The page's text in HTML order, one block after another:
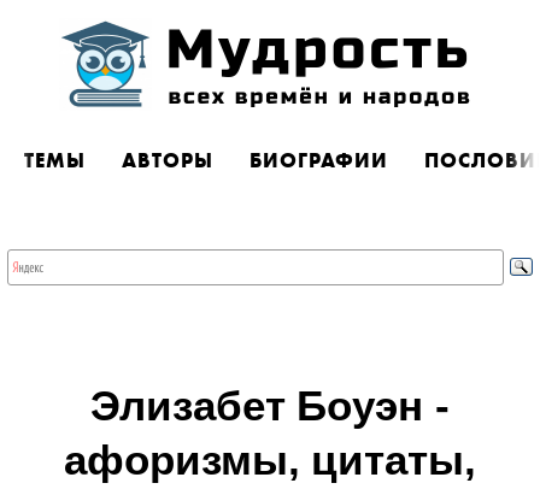
ТЕМЫ АВТОРЫ БИОГРАФИИ
Элизабет Боуэн -
афоризмы, цитаты,